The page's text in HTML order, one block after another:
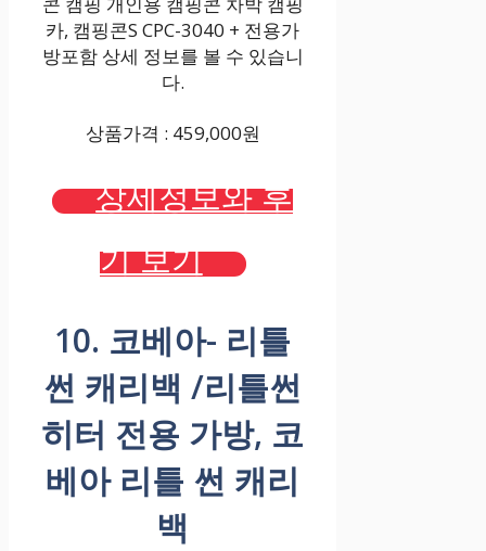
카, 캠핑콘S CPC-3040 + 전용가
방포함 상세 정보를 볼 수 있습니
다.
상품가격 : 459,000원
상세정보와 후
기 보기
10. 코베아- 리틀
썬 캐리백 /리틀썬
히터 전용 가방, 코
베아 리틀 썬 캐리
백